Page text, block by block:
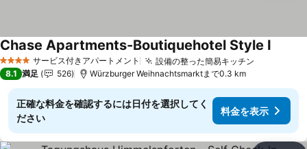
4 ホテルのランクサービス付きアパートメント 設備の整った簡易キッチン
Chase Apartments-Boutiquehotel Style I
8.1 満足 526 Würzburger Weihnachtsmarktまで0.3 km
正確な料金を確認するには日付を選択してく
ださい
料金を表示